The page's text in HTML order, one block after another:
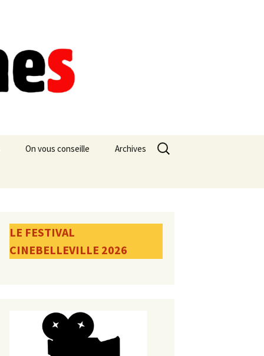
On vous conseille Archives
Rechercher :
LE FESTIVAL
CINEBELLEVILLE 2026